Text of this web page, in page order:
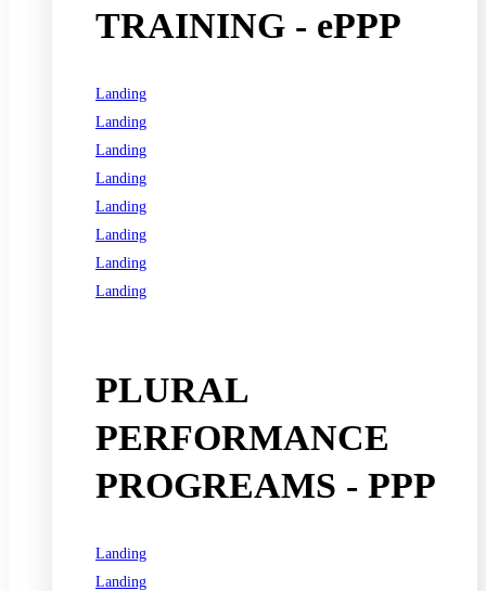
TRAINING - ePPP
Landing
Landing
Landing
Landing
Landing
Landing
Landing
Landing
PLURAL
PERFORMANCE
PROGREAMS - PPP
Landing
Landing